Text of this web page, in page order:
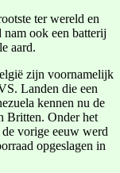
ter wereld en
ook een batterij
aard.
zijn voornamelijk
Landen die een
kennen nu de
Britten. Onder het
vorige eeuw werd
opgeslagen in